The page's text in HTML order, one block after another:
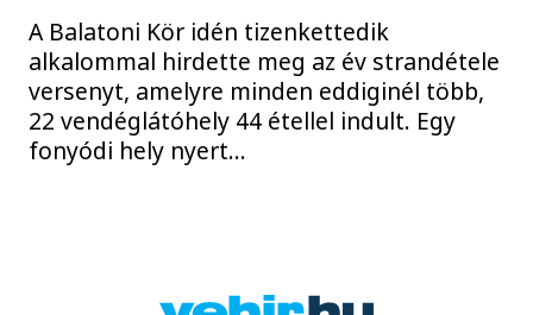
A Balatoni Kör idén tizenkettedik
alkalommal hirdette meg az év strandétele
versenyt, amelyre minden eddiginél több,
22 vendéglátóhely 44 étellel indult. Egy
fonyódi hely nyert...